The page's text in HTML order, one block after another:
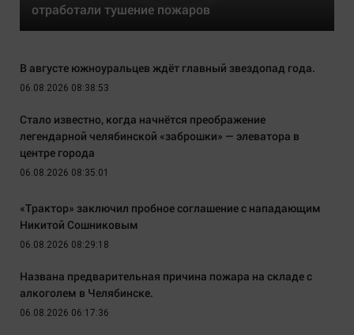
отработали тушение пожаров
В августе южноуральцев ждёт главный звездопад года.
06.08.2026 08:38:53
Стало известно, когда начнётся преображение
легендарной челябинской «заброшки» — элеватора в
центре города
06.08.2026 08:35:01
«Трактор» заключил пробное соглашение с нападающим
Никитой Сошниковым
06.08.2026 08:29:18
Названа предварительная причина пожара на складе с
алкоголем в Челябинске.
06.08.2026 06:17:36